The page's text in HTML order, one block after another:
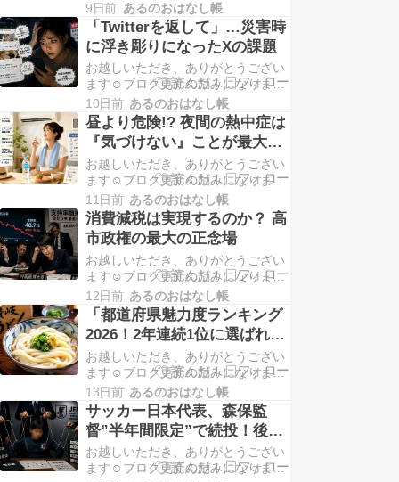
す！よかったら下記の2つのバナー
もクリックしてもらえると嬉しいで
す😆応援よろしくお願いします。 長
持ちする「血管」のつくり方 悪い生
活...
9日前 あるのおはなし帳
「Twitterを返して」…災害時
に浮き彫りになったXの課題
お越しいただき、ありがとうござい
ます☺️ブログ更新の励みになりま
す！よかったら下記の2つのバナー
もクリックしてもらえると嬉しいで
す😆応援よろしくお願いします。
「Xが情報収集に役立たない……」
熊本地震で...
10日前 あるのおはなし帳
昼より危険!? 夜間の熱中症は
『気づけない』ことが最大の
リスク
お越しいただき、ありがとうござい
ます☺️ブログ更新の励みになりま
す！よかったら下記の2つのバナー
もクリックしてもらえると嬉しいで
す😆応援よろしくお願いします。 暑
い昼より重症化しやすく危険!? 眠っ
てい...
11日前 あるのおはなし帳
消費減税は実現するのか？ 高
市政権の最大の正念場
お越しいただき、ありがとうござい
ます☺️ブログ更新の励みになりま
す！よかったら下記の2つのバナー
もクリックしてもらえると嬉しいで
す😆応援よろしくお願いします。 こ
こに来て内閣支持率が急降下まさに
急降...
12日前 あるのおはなし帳
「都道府県魅力度ランキング
2026！2年連続1位に選ばれた
県とは？
お越しいただき、ありがとうござい
ます☺️ブログ更新の励みになりま
す！よかったら下記の2つのバナー
もクリックしてもらえると嬉しいで
す😆応援よろしくお願いします。
「都道府県魅力度」ランキング！ 2
位は「...
13日前 あるのおはなし帳
サッカー日本代表、森保監
督”半年間限定”で続投！後任
は大岩剛さん。
お越しいただき、ありがとうござい
ます☺️ブログ更新の励みになりま